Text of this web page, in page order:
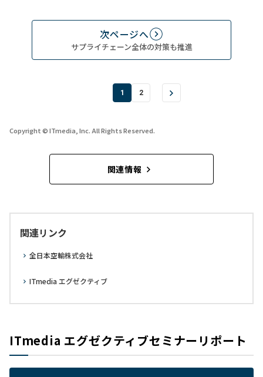
次ページへ
サプライチェーン全体の対策も推進
1 2
Copyright © ITmedia, Inc. All Rights Reserved.
関連情報
関連リンク
全日本空輸株式会社
ITmedia エグゼクティブ
ITmedia エグゼクティブセミナーリポート